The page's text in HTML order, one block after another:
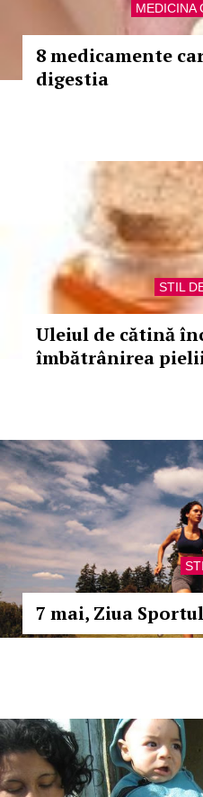
MEDICINA
8 medicamente
digestia
STIL
Uleiul de cătină
îmbătrânirea
7 mai, Ziua